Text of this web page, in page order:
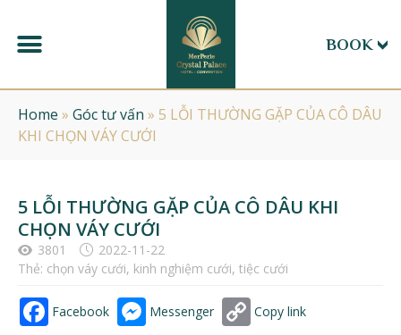
BOOK
Home » Góc tư vấn » 5 LỖI THƯỜNG GẶP CỦA CÔ DÂU
KHI CHỌN VÁY CƯỚI
5 LỖI THƯỜNG GẶP CỦA CÔ DÂU KHI
CHỌN VÁY CƯỚI
3801
2022-11-22
Thẻ: chọn váy cưới, kinh nghiệm cưới, tiệc cưới
Facebook Messenger Copy link